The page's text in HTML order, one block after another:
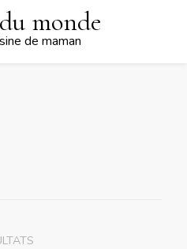
monde
de maman